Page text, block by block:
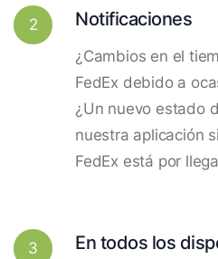
2 Notificaciones
¿Cambios en el
FedEx debido a
¿Un nuevo estado
nuestra aplicación
FedEx está por
3 En todos los